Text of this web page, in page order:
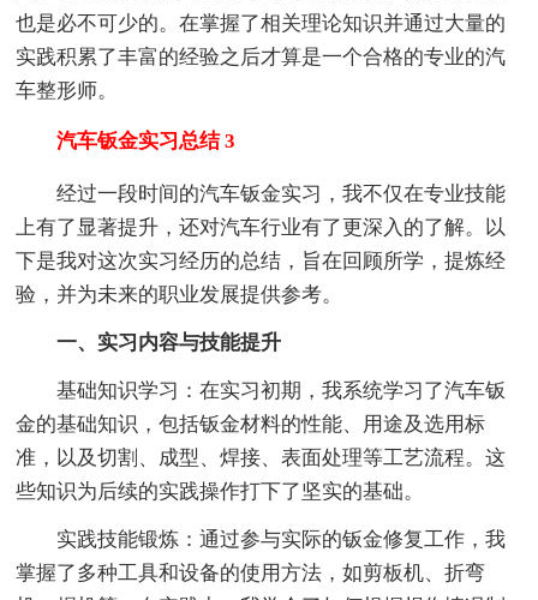
也是必不可少的。在掌握了相关理论知识并通过大量的
实践积累了丰富的经验之后才算是一个合格的专业的汽
车整形师。
汽车钣金实习总结 3
经过一段时间的汽车钣金实习，我不仅在专业技能
上有了显著提升，还对汽车行业有了更深入的了解。以
下是我对这次实习经历的总结，旨在回顾所学，提炼经
验，并为未来的职业发展提供参考。
一、实习内容与技能提升
基础知识学习：在实习初期，我系统学习了汽车钣
金的基础知识，包括钣金材料的性能、用途及选用标
准，以及切割、成型、焊接、表面处理等工艺流程。这
些知识为后续的实践操作打下了坚实的基础。
实践技能锻炼：通过参与实际的钣金修复工作，我
掌握了多种工具和设备的使用方法，如剪板机、折弯